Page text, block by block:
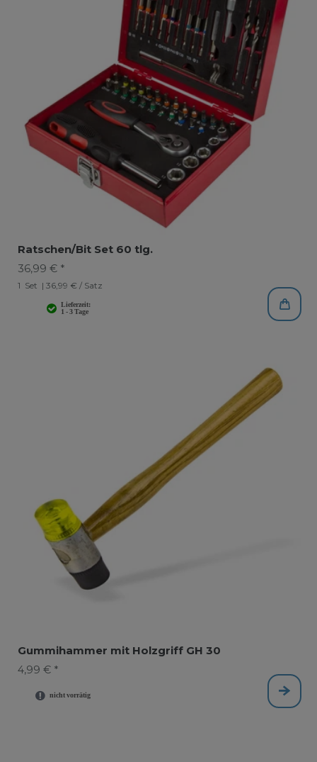
Ratschen/Bit Set 60 tlg.
36,99 € *
1 Set | 36,99 € / Satz
Gummihammer mit Holzgriff GH 30
4,99 € *